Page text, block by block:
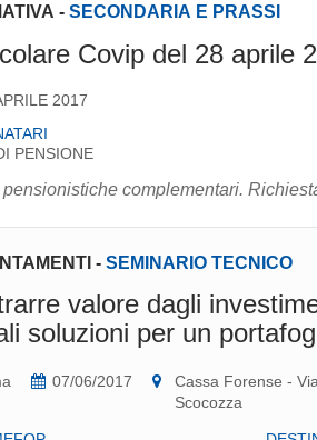
- SECONDARIA E PRASSI
Covip del 28 aprile
2017
PENSIONE
pensionistiche complementari.
- SEMINARIO TECNICO
valore dagli
soluzioni per un
07/06/2017
Cassa Forense -
Scocozza